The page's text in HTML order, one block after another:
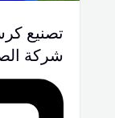
تصنيع
شركة